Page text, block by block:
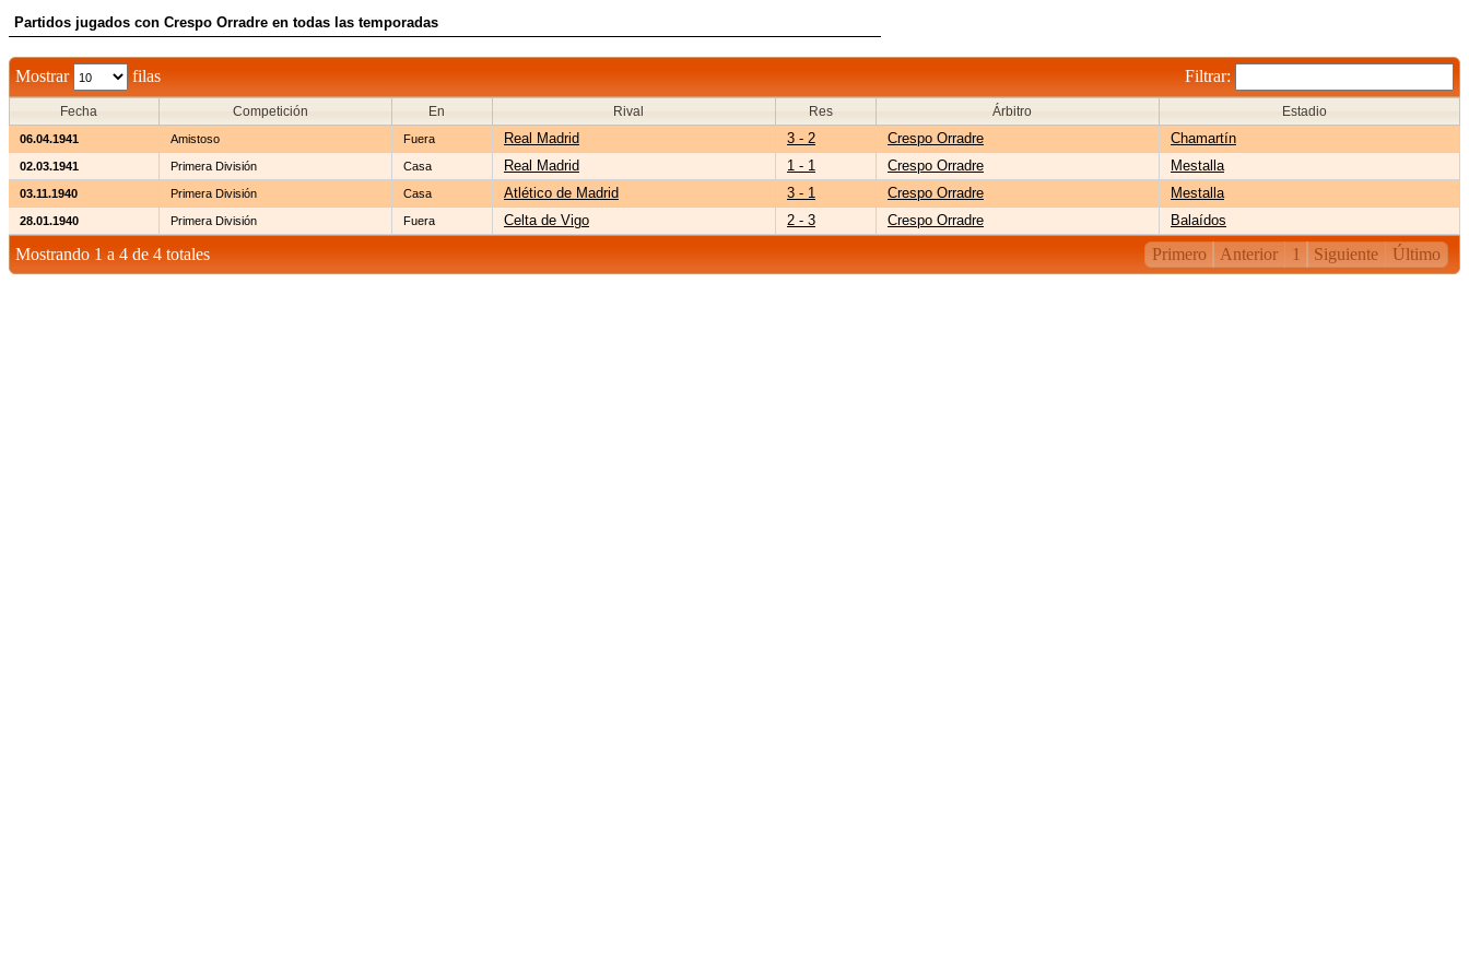
Partidos jugados con Crespo Orradre en todas las temporadas
Mostrar filas Filtrar:
Fecha Competición En Rival Res Árbitro Estadio
06.04.1941 Amistoso Fuera Real Madrid 3 - 2 Crespo Orradre Chamartín
02.03.1941 Primera División Casa Real Madrid 1 - 1 Crespo Orradre Mestalla
03.11.1940 Primera División Casa Atlético de Madrid 3 - 1 Crespo Orradre Mestalla
28.01.1940 Primera División Fuera Celta de Vigo 2 - 3 Crespo Orradre Balaídos
Mostrando 1 a 4 de 4 totales Primero Anterior 1 Siguiente Último